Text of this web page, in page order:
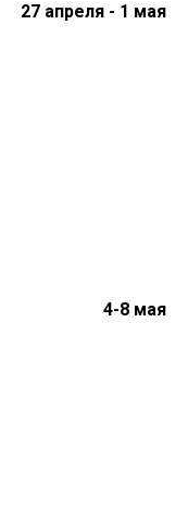
27 апреля - 1 мая
4-8 мая